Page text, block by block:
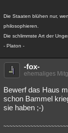
Die Staaten blühen nur,
philosophieren.
Die schlimmste Art der
- Platon -
-fox-
ehemaliges
Bewerf das Haus
schon Bammel
sie haben ;-)